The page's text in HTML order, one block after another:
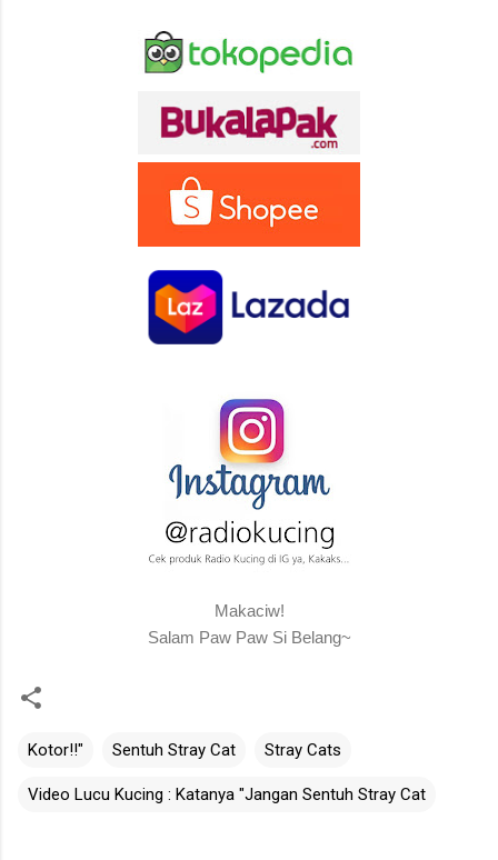
Makaciw!
Salam Paw Paw Si Belang~
Kotor!!" Sentuh Stray Cat Stray Cats
Video Lucu Kucing : Katanya "Jangan Sentuh Stray Cat